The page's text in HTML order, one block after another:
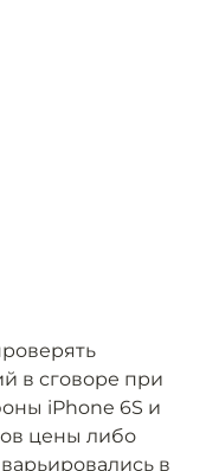
в сговоре при
iPhone 6S и
цены либо
в